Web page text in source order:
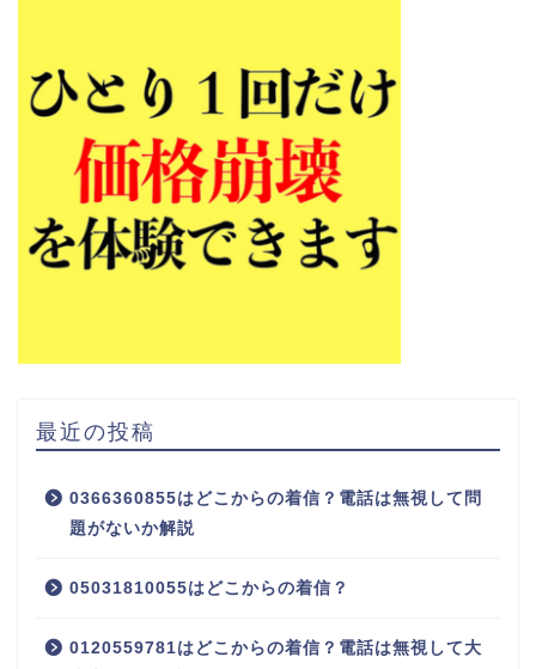
最近の投稿
0366360855はどこからの着信？電話は無視して問
題がないか解説
05031810055はどこからの着信？
0120559781はどこからの着信？電話は無視して大